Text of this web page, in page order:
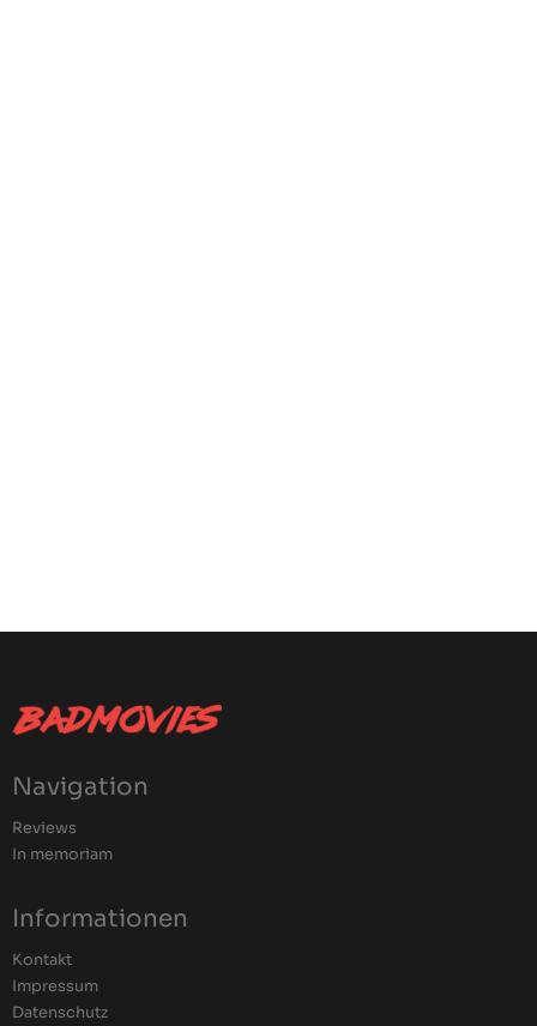
Navigation
Reviews
In memoriam
Informationen
Kontakt
Impressum
Datenschutz